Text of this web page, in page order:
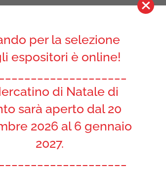
?
per la selezione
espositori è online!
di Natale di
sarà aperto dal 20
2026 al 6 gennaio
2027.